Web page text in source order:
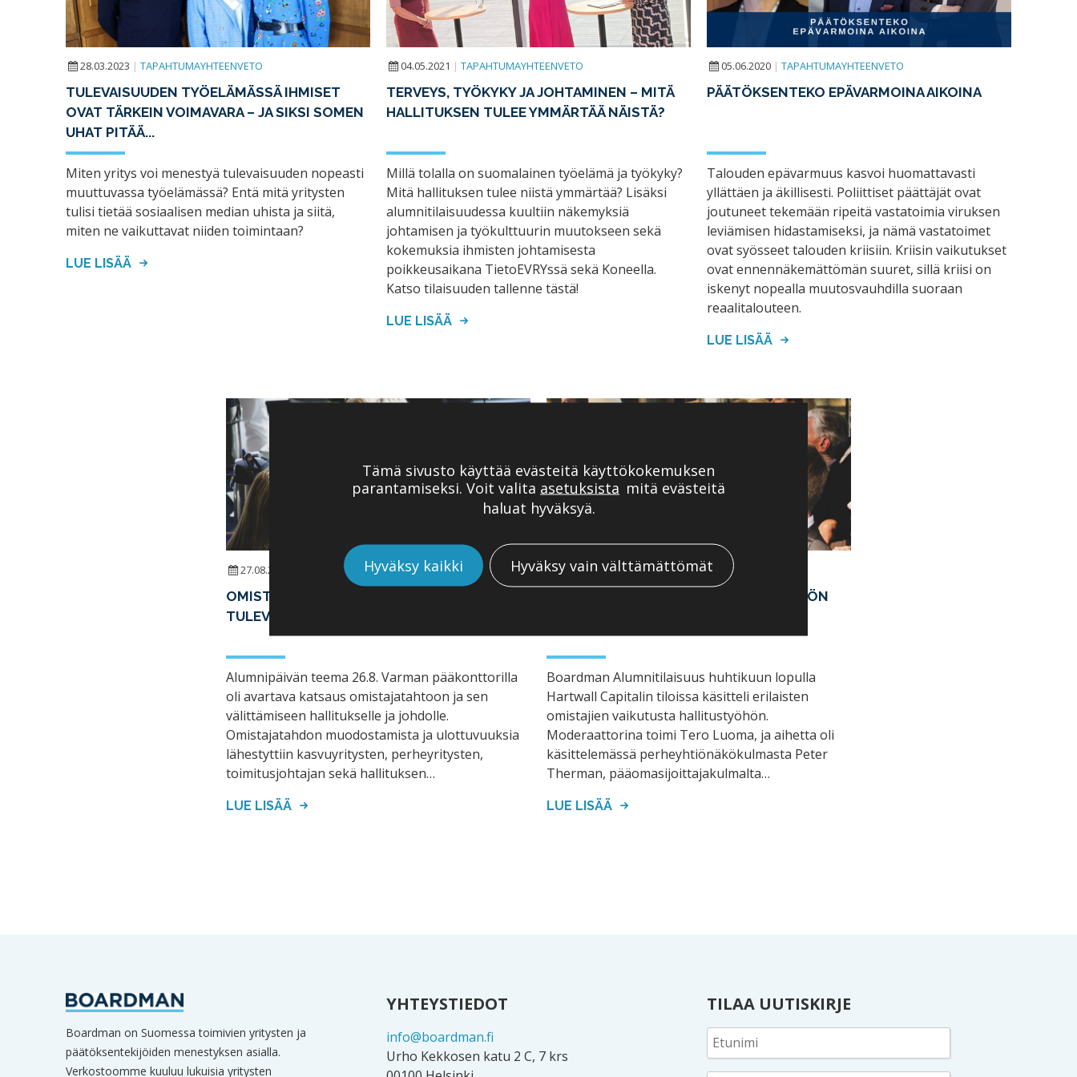
28.03.2023 | TAPAHTUMAYHTEENVETO
TULEVAISUUDEN TYÖELÄMÄSSÄ IHMISET
OVAT TÄRKEIN VOIMAVARA – JA SIKSI SOMEN
UHAT PITÄÄ...
Miten yritys voi menestyä tulevaisuuden nopeasti
muuttuvassa työelämässä? Entä mitä yritysten
tulisi tietää sosiaalisen median uhista ja siitä,
miten ne vaikuttavat niiden toimintaan?
LUE LISÄÄ
04.05.2021 | TAPAHTUMAYHTEENVETO
TERVEYS, TYÖKYKY JA JOHTAMINEN – MITÄ
HALLITUKSEN TULEE YMMÄRTÄÄ NÄISTÄ?
Millä tolalla on suomalainen työelämä ja työkyky?
Mitä hallituksen tulee niistä ymmärtää? Lisäksi
alumnitilaisuudessa kuultiin näkemyksiä
johtamisen ja työkulttuurin muutokseen sekä
kokemuksia ihmisten johtamisesta
poikkeusaikana TietoEVRYssä sekä Koneella.
Katso tilaisuuden tallenne tästä!
LUE LISÄÄ
05.06.2020 | TAPAHTUMAYHTEENVETO
PÄÄTÖKSENTEKO EPÄVARMOINA AIKOINA
Talouden epävarmuus kasvoi huomattavasti
yllättäen ja äkillisesti. Poliittiset päättäjät ovat
joutuneet tekemään ripeitä vastatoimia viruksen
leviämisen hidastamiseksi, ja nämä vastatoimet
ovat syösseet talouden kriisiin. Kriisin vaikutukset
ovat ennennäkemättömän suuret, sillä kriisi on
iskenyt nopealla muutosvauhdilla suoraan
reaalitalouteen.
LUE LISÄÄ
27.08.2019
OMISTAJATAHTOA JA SUOMEN
TULEVAISUUTTA ALUMNIEN TEEMAPÄIVÄSSÄ
Alumnipäivän teema 26.8. Varman pääkonttorilla
oli avartava katsaus omistajatahtoon ja sen
välittämiseen hallitukselle ja johdolle.
Omistajatahdon muodostamista ja ulottuvuuksia
lähestyttiin kasvuyritysten, perheyritysten,
toimitusjohtajan sekä hallituksen…
LUE LISÄÄ
14.05.2019| TAPAHTUMAYHTEENVETO
OMISTAJIEN VAIKUTUS HALLITUSTYÖHÖN
Boardman Alumnitilaisuus huhtikuun lopulla
Hartwall Capitalin tiloissa käsitteli erilaisten
omistajien vaikutusta hallitustyöhön.
Moderaattorina toimi Tero Luoma, ja aihetta oli
käsittelemässä perheyhtiönäkökulmasta Peter
Therman, pääomasijoittajakulmalta…
LUE LISÄÄ
Boardman on Suomessa toimivien yritysten ja
päätöksentekijöiden menestyksen asialla.
Verkostoomme kuuluu lukuisia yritysten
YHTEYSTIEDOT
info@boardman.fi
Urho Kekkosen katu 2 C, 7 krs
TILAA UUTISKIRJE
Tämä sivusto käyttää evästeitä käyttökokemuksen
parantamiseksi. Voit valita asetuksista mitä evästeitä
haluat hyväksyä.
Hyväksy kaikki Hyväksy vain välttämättömät